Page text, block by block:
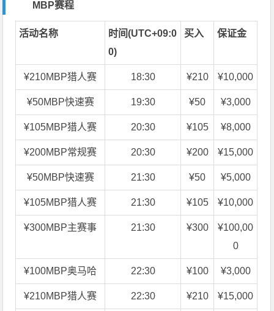
MBP赛程
活动名称
时间(UTC+09:0
0)
买入 保证金
¥210MBP猎人赛 18:30 ¥210 ¥10,000
¥50MBP快速赛 19:30 ¥50 ¥3,000
¥105MBP猎人赛 20:30 ¥105 ¥8,000
¥200MBP常规赛 20:30 ¥200 ¥15,000
¥50MBP快速赛 21:30 ¥50 ¥5,000
¥105MBP猎人赛 21:30 ¥105 ¥10,000
¥300MBP主赛事 21:30 ¥300
¥100,00
0
¥100MBP奥马哈 22:30 ¥100 ¥3,000
¥210MBP猎人赛 22:30 ¥210 ¥15,000